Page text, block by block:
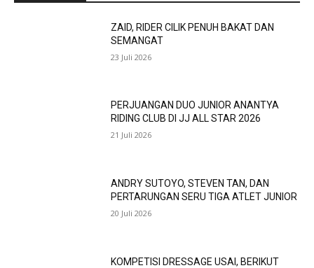
ZAID, RIDER CILIK PENUH BAKAT DAN
SEMANGAT
23 Juli 2026
PERJUANGAN DUO JUNIOR ANANTYA
RIDING CLUB DI JJ ALL STAR 2026
21 Juli 2026
ANDRY SUTOYO, STEVEN TAN, DAN
PERTARUNGAN SERU TIGA ATLET JUNIOR
20 Juli 2026
KOMPETISI DRESSAGE USAI, BERIKUT